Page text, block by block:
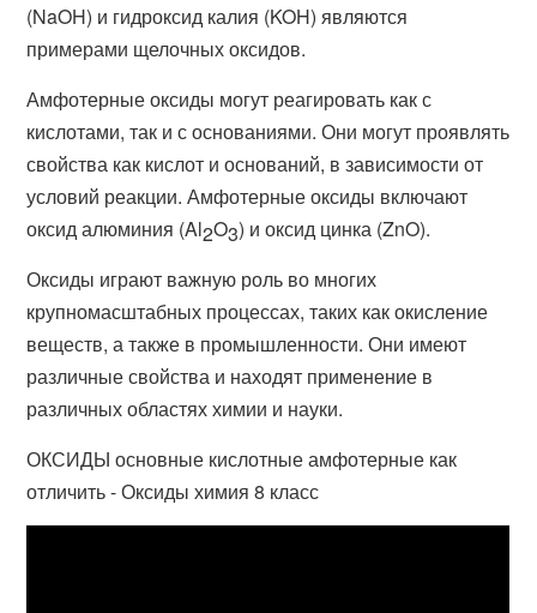
(NaOH) и гидроксид калия (KOH) являются
примерами щелочных оксидов.
Амфотерные оксиды могут реагировать как с
кислотами, так и с основаниями. Они могут проявлять
свойства как кислот и оснований, в зависимости от
условий реакции. Амфотерные оксиды включают
оксид алюминия (Al2O3) и оксид цинка (ZnO).
Оксиды играют важную роль во многих
крупномасштабных процессах, таких как окисление
веществ, а также в промышленности. Они имеют
различные свойства и находят применение в
различных областях химии и науки.
ОКСИДЫ основные кислотные амфотерные как
отличить - Оксиды химия 8 класс